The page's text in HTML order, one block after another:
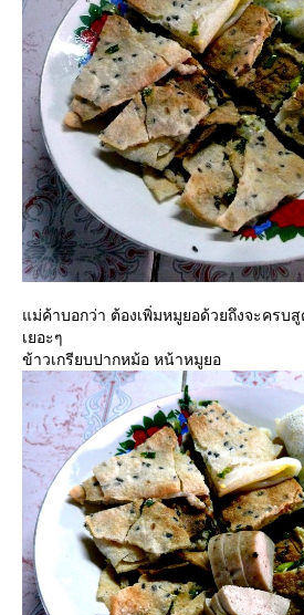
ม่ค้าบอกว่า ต้องเพิ่มหมูยอด้วยถึงจะครบ
เยอะๆ
ข้าวเกรียบปากหม้อ หน้าหมูยอ